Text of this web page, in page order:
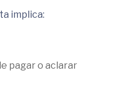
implica:
pagar o aclarar